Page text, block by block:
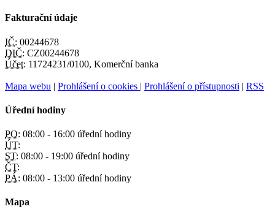
Fakturační údaje
IČ: 00244678
DIČ: CZ00244678
Účet: 11724231/0100, Komerční banka
Mapa webu | Prohlášení o cookies | Prohlášení o přístupnosti | RSS
Úřední hodiny
PO: 08:00 - 16:00 úřední hodiny
ÚT:
ST: 08:00 - 19:00 úřední hodiny
ČT:
PÁ: 08:00 - 13:00 úřední hodiny
Mapa